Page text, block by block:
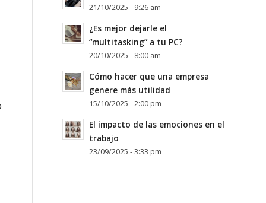
21/10/2025 - 9:26 am
¿Es mejor dejarle el
“multitasking” a tu PC?
20/10/2025 - 8:00 am
Cómo hacer que una empresa
genere más utilidad
15/10/2025 - 2:00 pm
El impacto de las emociones en el
trabajo
23/09/2025 - 3:33 pm